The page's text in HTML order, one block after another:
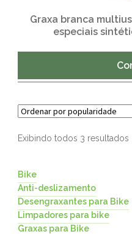
Graxa branca
especiais
Exibindo todos 3 resultados
Bike
Anti-deslizamento
Desengraxantes para Bike
Limpadores para bike
Graxas para Bike